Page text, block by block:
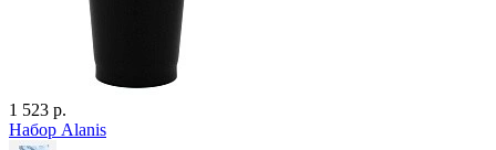
1 523 р.
Набор Alanis